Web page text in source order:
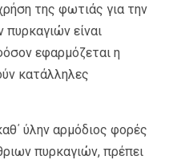
της φωτιάς για την
είναι
εφαρμόζεται η
κατάλληλες
ύλην αρμόδιος φορές
πυρκαγιών, πρέπει